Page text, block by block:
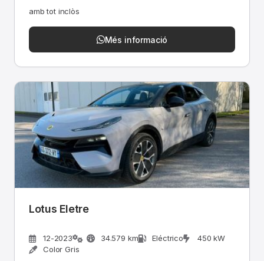
amb tot inclòs
Més informació
Lotus Eletre
12-2023 34.579 km Eléctrico
450 kW
Color Gris